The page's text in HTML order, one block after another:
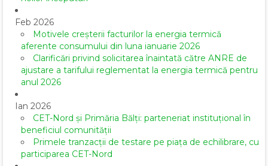
Feb 2026
Motivele creșterii facturilor la energia termică
aferente consumului din luna ianuarie 2026
Clarificări privind solicitarea înaintată către ANRE de
ajustare a tarifului reglementat la energia termică pentru
anul 2026
Ian 2026
CET-Nord și Primăria Bălți: parteneriat instituțional în
beneficiul comunității
Primele tranzacții de testare pe piața de echilibrare, cu
participarea CET-Nord